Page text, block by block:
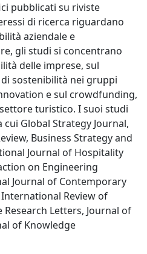
pubblicati su riviste
di ricerca riguardano
aziendale e
gli studi si concentrano
delle imprese, sul
sostenibilità nei gruppi
e sul crowdfunding,
turistico. I suoi studi
Global Strategy Journal,
Business Strategy and
Journal of Hospitality
on Engineering
Journal of Contemporary
Review of
Research Letters, Journal of
of Knowledge